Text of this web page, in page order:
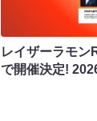
レイザーラモン
で開催決定!